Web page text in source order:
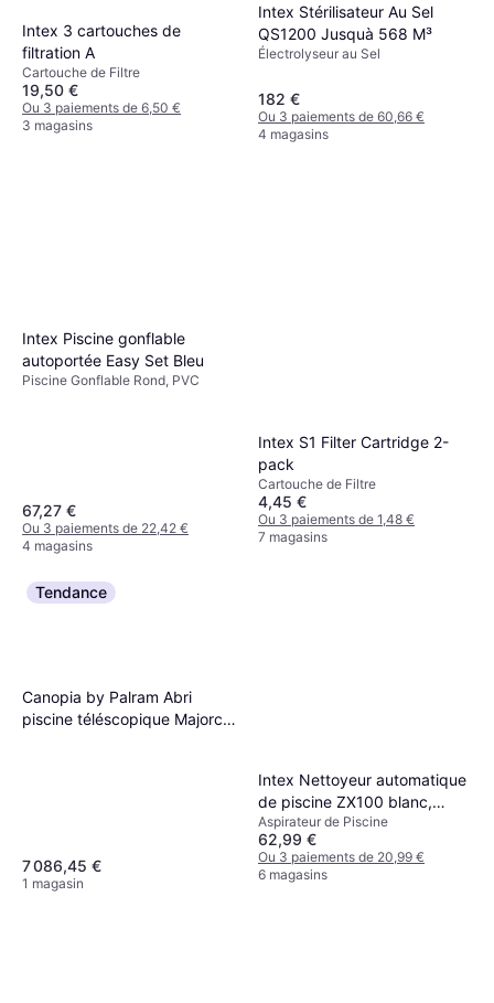
Intex 3 cartouches de
filtration A
Cartouche de Filtre
19,50 €
Ou 3 paiements de 6,50 €
3 magasins
Intex Stérilisateur Au Sel
QS1200 Jusquà 568 M³
Électrolyseur au Sel
182 €
Ou 3 paiements de 60,66 €
4 magasins
Intex Piscine gonflable
autoportée Easy Set Bleu
Piscine Gonflable Rond, PVC
67,27 €
Ou 3 paiements de 22,42 €
4 magasins
Intex S1 Filter Cartridge 2-
pack
Cartouche de Filtre
4,45 €
Ou 3 paiements de 1,48 €
7 magasins
Tendance
Canopia by Palram Abri
piscine téléscopique Majorca
7 086,45 €
1 magasin
Intex Nettoyeur automatique
de piscine ZX100 blanc,
nettoyeur de piscine
automatique, aspirateur,
nettoyeur de piscine hors sol
Aspirateur de Piscine
62,99 €
Ou 3 paiements de 20,99 €
6 magasins